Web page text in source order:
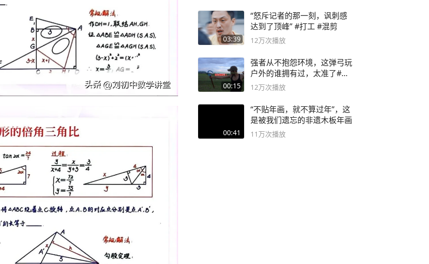
03:39
“怒斥记者的那一刻，讽刺感
达到了顶峰” #打工 #混剪
12万次播放
00:15
强者从不抱怨环境，这弹弓玩
户外的谁拥有过，太准了#弹
弓#户外
12万次播放
00:41
“不贴年画，就不算过年”，这
是被我们遗忘的非遗木板年画
11万次播放